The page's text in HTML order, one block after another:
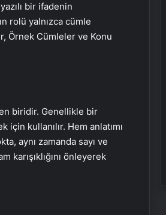
bir ifadenin
rolü yalnızca cümle
Örnek Cümleler ve Konu
biridir. Genellikle bir
kullanılır. Hem anlatımı
aynı zamanda sayı ve
karışıklığını önleyerek